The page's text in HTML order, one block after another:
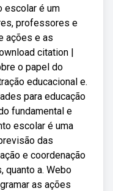
escolar é um
professores e
ações e as
citation |
o papel do
educacional e.
para educação
fundamental e
escolar é uma
das
e coordenação
a. Webo
as ações